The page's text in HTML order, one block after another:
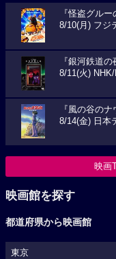
『怪盗グル
8/10(月) フジ
『銀河鉄道の
8/11(火)
『風の谷のナ
8/14(金) 日本
映画
映画館を探す
都道府県から映画館
東京